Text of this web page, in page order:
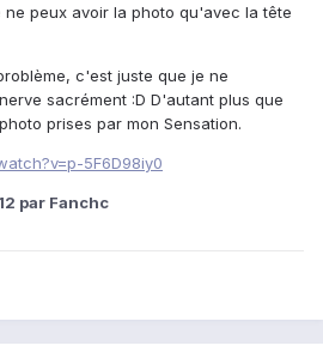
ne peux avoir la photo qu'avec la tête
c'est juste que je ne
sacrément :D D'autant plus que
prises par mon Sensation.
5F6D98iy0
par Fanchc